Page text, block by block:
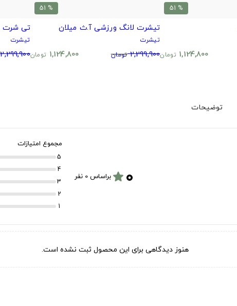
% 51
1,124,800 تومان
% 51
تیشرت لانگ ورزشی آ.ث میلان
تیشرت
2,299,900 تومان 1,124,800 تومان
تی شرت
تیشرت
2,299,900
توضیحات
۰ starبراساس 0 نفر
مجموع امتیازات
5
4
3
2
1
هنوز دیدگاهی برای این محصول ثبت نشده است.